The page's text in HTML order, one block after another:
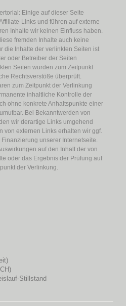
Einige auf dieser Seite
Links und führen auf externe
Inhalte wir keinen Einfluss haben.
fremden Inhalte auch keine
die Inhalte der verlinkten Seiten ist
oder Betreiber der Seiten
Seiten wurden zum Zeitpunkt
Rechtsverstöße überprüft.
zum Zeitpunkt der Verlinkung
inhaltliche Kontrolle der
ohne konkrete Anhaltspunkte einer
Bei Bekanntwerden von
wir derartige Links umgehend
von externen Links erhalten wir ggf.
unserer Internetseite.
auf den Inhalt der von
oder das Ergebnis der Prüfung auf
der Verlinkung.
Stillstand